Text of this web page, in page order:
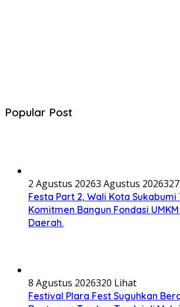
Popular Post
2 Agustus 20263 Agustus 2026
Festa Part 2, Wali Kota Sukabumi
Komitmen Bangun Fondasi
Daerah.
8 Agustus 2026320 Lihat
Festival Plara Fest Suguhkan